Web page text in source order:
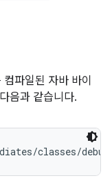
파일된 자바 바이
음과 같습니다.